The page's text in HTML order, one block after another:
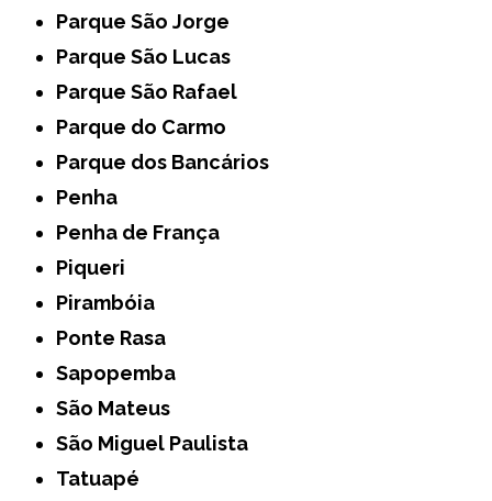
Parque São Jorge
Parque São Lucas
Parque São Rafael
Parque do Carmo
Parque dos Bancários
Penha
Penha de França
Piqueri
Pirambóia
Ponte Rasa
Sapopemba
São Mateus
São Miguel Paulista
Tatuapé